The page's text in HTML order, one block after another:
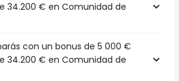
34.200 € en Comunidad de
con un bonus de 5 000 €
34.200 € en Comunidad de